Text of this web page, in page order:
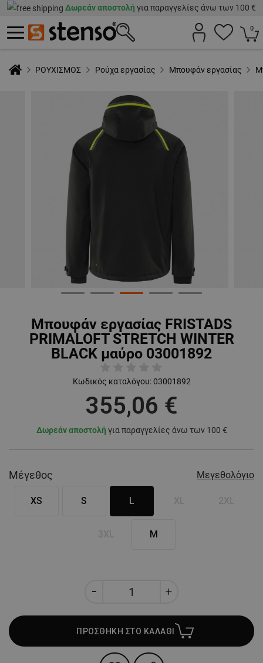
Δωρεάν αποστολή για παραγγελίες άνω των 100 €
0
ΡΟΥΧΙΣΜΟΣ Ρούχα εργασίας Μπουφάν εργασίας
Μπουφάν εργασίας FRISTADS
PRIMALOFT STRETCH WINTER
BLACK μαύρο 03001892
Κωδικός καταλόγου: 03001892
355,06 €
Δωρεάν αποστολή για παραγγελίες άνω των 100 €
Μέγεθος Μεγεθολόγιο
XS S L
M
ΠΡΟΣΘΗΚΗ ΣΤΟ ΚΑΛΑΘΙ